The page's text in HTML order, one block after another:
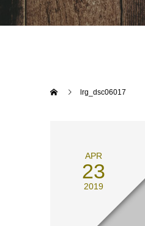
lrg_dsc06017
APR
23
2019